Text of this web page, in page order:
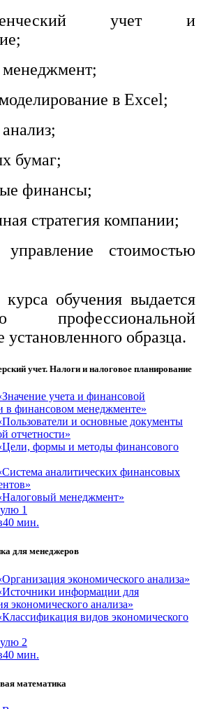
учет и
в Excel;
бумаг;
финансы;
стратегия компании;
стоимостью
обучения выдается
установленного образца.
учет. Налоги и налоговое планирование
учета и финансовой
в финансовом менеджменте»
и основные документы
отчетности»
формы и методы финансового
аналитических финансовых
менеджмент»
1
40 мин.
для менеджеров
экономического анализа»
информации для
экономического анализа»
видов экономического
2
40 мин.
математика